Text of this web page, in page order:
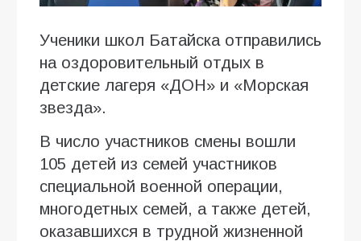
Ученики школ Батайска отправились
на оздоровительный отдых в
детские лагеря «ДОН» и «Морская
звезда».
В число участников смены вошли
105 детей из семей участников
специальной военной операции,
многодетных семей, а также детей,
оказавшихся в трудной жизненной